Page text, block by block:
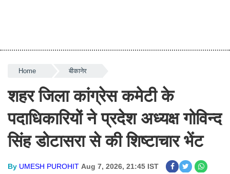
Home बीकानेर
शहर जिला कांग्रेस कमेटी के
पदाधिकारियों ने प्रदेश अध्यक्ष गोविन्द
सिंह डोटासरा से की शिष्टाचार भेंट
By UMESH PUROHIT Aug 7, 2026, 21:45 IST